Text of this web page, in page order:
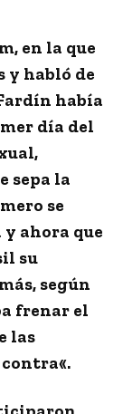
en la que
y habló de
había
día del
sepa la
se
ahora que
su
según
frenar el
las
contra«.